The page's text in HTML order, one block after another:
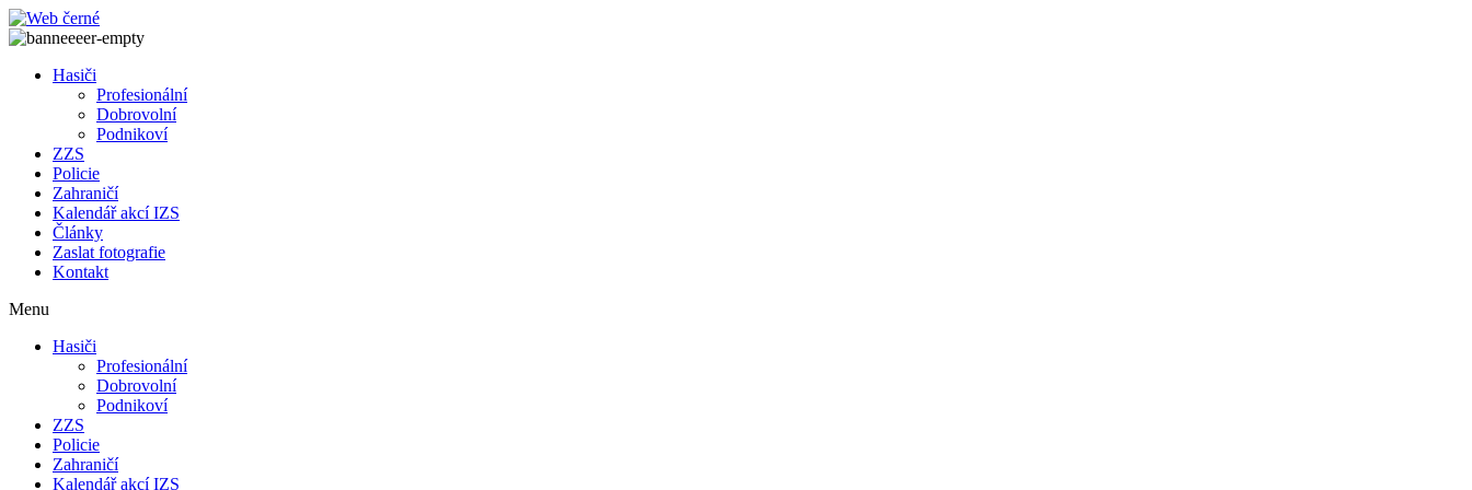
Přejít
k
Hasiči
Profesionální
Dobrovolní
Podnikoví
ZZS
Policie
Zahraničí
Kalendář akcí IZS
Články
Zaslat fotografie
Kontakt
Menu
Hasiči
Profesionální
Dobrovolní
Podnikoví
ZZS
Policie
Zahraničí
Kalendář akcí IZS